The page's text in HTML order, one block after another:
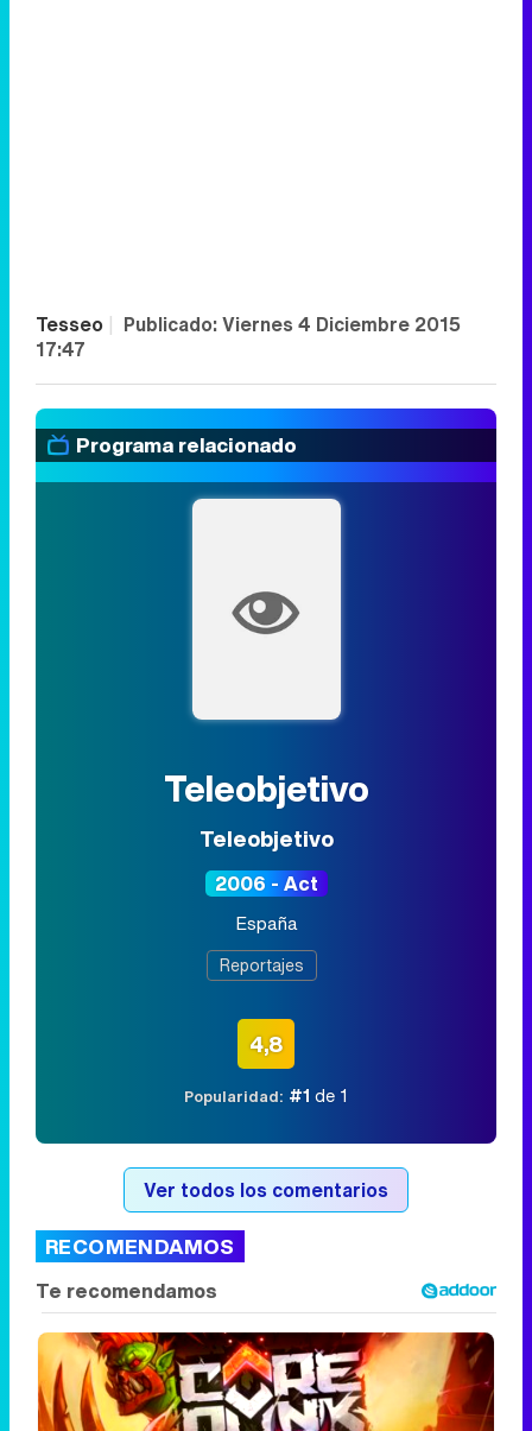
Tesseo | Publicado:Viernes 4 Diciembre 2015
17:47
Programa relacionado
Teleobjetivo
Teleobjetivo
2006 - Act
España
Reportajes
4,8
Popularidad: #1 de 1
Ver todos los comentarios
RECOMENDAMOS